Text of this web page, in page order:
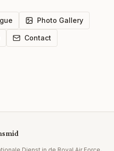
Photo Gallery
Contact